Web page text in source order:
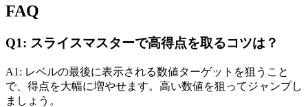
FAQ
Q1: スライスマスターで高得点を取るコツは？
A1: レベルの最後に表示される数値ターゲットを狙うこと
で、得点を大幅に増やせます。高い数値を狙ってジャンプし
ましょう。